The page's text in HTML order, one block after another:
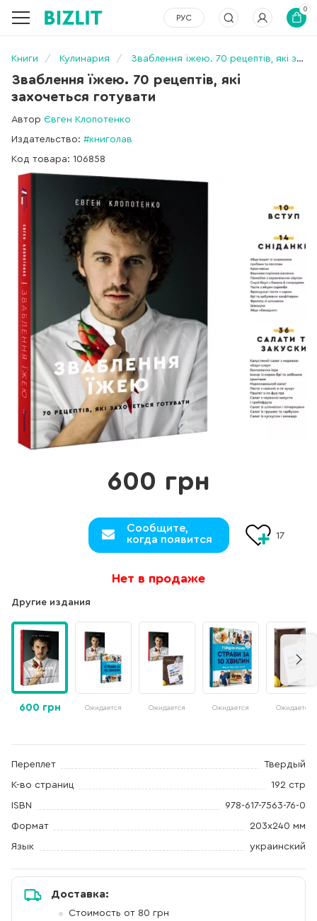
РУС
0
Книги Кулинария Зваблення їжею. 70 рецептів, які захочеться готувати
Зваблення їжею. 70 рецептів, які
захочеться готувати
Автор Євген Клопотенко
Издательство: #книголав
Код товара: 106858
Другие издания
600 грн Ожидается Ожидается Ожидается Ожидается
600 грн
Сообщите,
когда появится
17
Нет в продаже
Переплет Твердый
К-во страниц 192 стр
ISBN 978-617-7563-76-0
Формат 203х240 мм
Язык украинский
Доставка:
Стоимость от 80 грн